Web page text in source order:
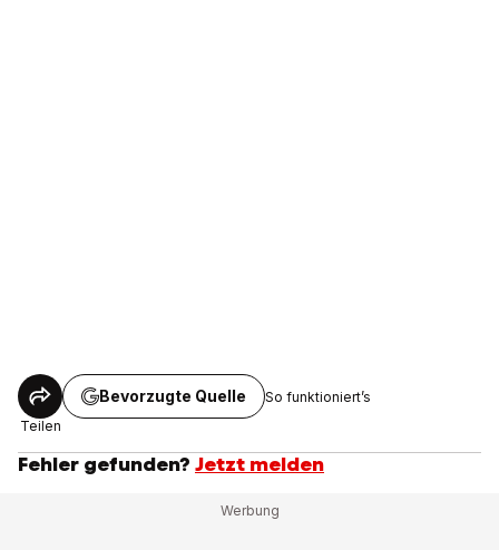
Teilen
Bevorzugte Quelle So funktioniert’s
Fehler gefunden? Jetzt melden